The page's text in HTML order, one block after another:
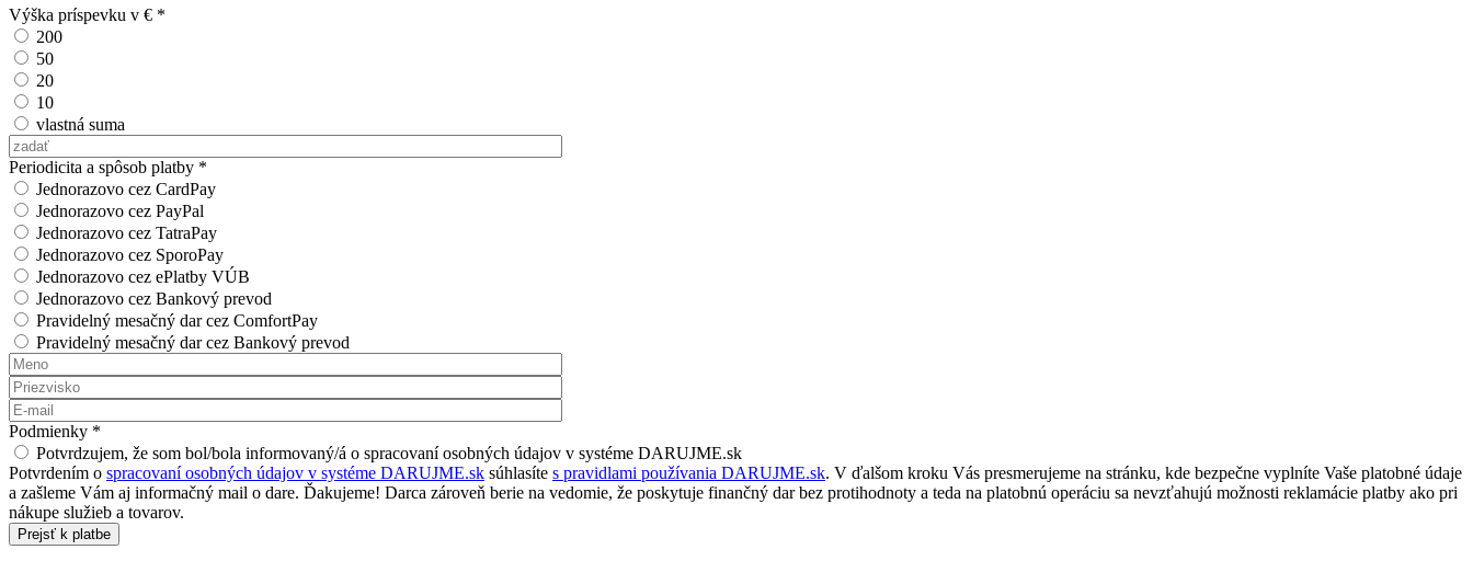
Výška príspevku v € *
200
50
20
10
vlastná suma
Vlastná suma
Periodicita a spôsob platby *
Jednorazovo cez CardPay
Jednorazovo cez PayPal
Jednorazovo cez TatraPay
Jednorazovo cez SporoPay
Jednorazovo cez ePlatby VÚB
Jednorazovo cez Bankový prevod
Pravidelný mesačný dar cez ComfortPay
Pravidelný mesačný dar cez Bankový prevod
Meno
Priezvisko
E-mail
Podmienky *
Potvrdzujem, že som bol/bola informovaný/á o spracovaní osobných údajov v systéme DARUJME.sk
Potvrdením o spracovaní osobných údajov v systéme DARUJME.sk súhlasíte s pravidlami používania DARUJME.sk. V ďalšom kroku Vás presmerujeme na stránku, kde bezpečne vyplníte Vaše platobné údaje
a zašleme Vám aj informačný mail o dare. Ďakujeme! Darca zároveň berie na vedomie, že poskytuje finančný dar bez protihodnoty a teda na platobnú operáciu sa nevzťahujú možnosti reklamácie platby ako pri
nákupe služieb a tovarov.